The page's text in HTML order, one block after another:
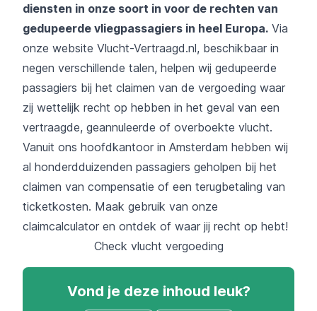
diensten in onze soort in voor de rechten van
gedupeerde vliegpassagiers in heel Europa. Via
onze website Vlucht-Vertraagd.nl, beschikbaar in
negen verschillende talen, helpen wij gedupeerde
passagiers bij het claimen van de vergoeding waar
zij wettelijk recht op hebben in het geval van een
vertraagde, geannuleerde of overboekte vlucht.
Vanuit ons hoofdkantoor in Amsterdam hebben wij
al honderdduizenden passagiers geholpen bij het
claimen van compensatie of een terugbetaling van
ticketkosten. Maak gebruik van onze
claimcalculator en ontdek of waar jij recht op hebt!
Check vlucht vergoeding
Vond je deze inhoud leuk?